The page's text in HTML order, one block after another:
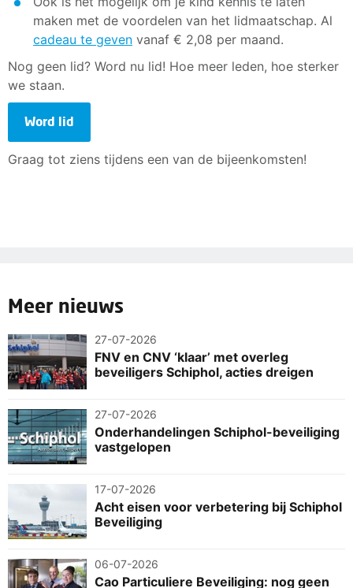
maken met de voordelen van het lidmaatschap. Al
cadeau te geven vanaf € 2,08 per maand.
Nog geen lid? Word nu lid! Hoe meer leden, hoe sterker
we staan.
Word lid
Graag tot ziens tijdens een van de bijeenkomsten!
Meer nieuws
27-07-2026
FNV en CNV ‘klaar’ met overleg
beveiligers Schiphol, acties dreigen
27-07-2026
Onderhandelingen Schiphol-beveiliging
vastgelopen
17-07-2026
Acht eisen voor verbetering bij Schiphol
Beveiliging
06-07-2026
Cao Particuliere Beveiliging: nog geen